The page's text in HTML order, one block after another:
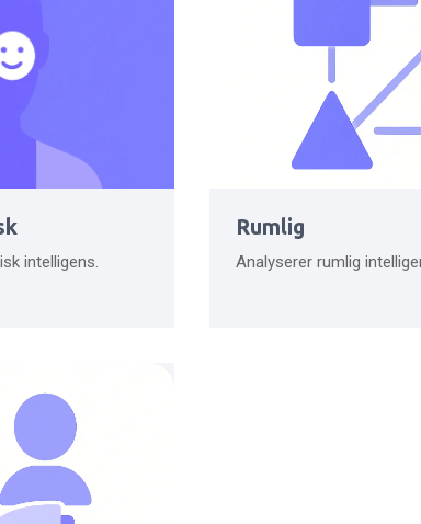
intelligens.
Rumlig
Analyserer rumlig